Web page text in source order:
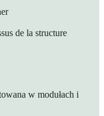
de la structure
w modułach i